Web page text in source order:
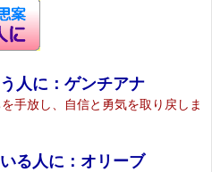
人に：ゲンチアナ
手放し、自信と勇気を取り戻しま
る人に：オリーブ